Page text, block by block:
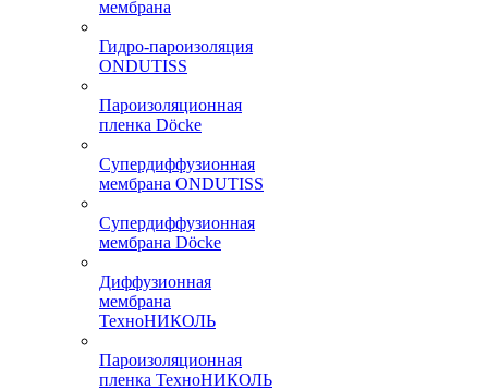
мембрана
Гидро-пароизоляция
ONDUTISS
Пароизоляционная
пленка Döcke
Супердиффузионная
мембрана ONDUTISS
Супердиффузионная
мембрана Döcke
Диффузионная
мембрана
ТехноНИКОЛЬ
Пароизоляционная
пленка ТехноНИКОЛЬ